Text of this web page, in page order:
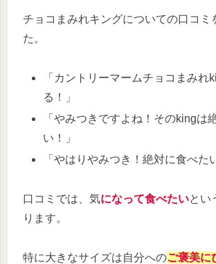
チョコまみれキングについての口コミ
た。
「カントリーマームチョコまみれ
る！」
「やみつきですよね！そのkingは
い！」
「やはりやみつき！絶対に食べた
口コミでは、気になって食べたいとい
ります。
特に大きなサイズは自分へのご褒美に